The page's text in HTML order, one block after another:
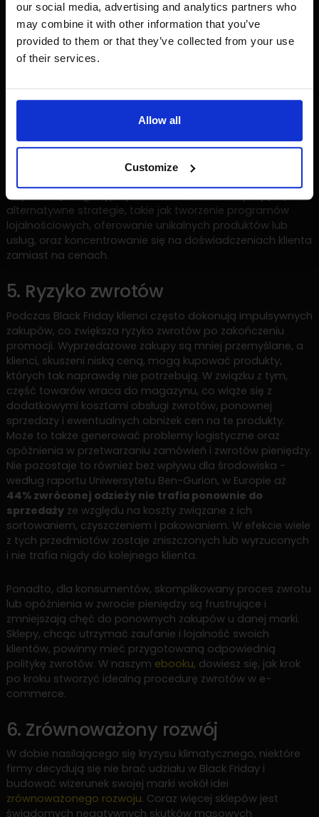
our social media, advertising and analytics partners who
may combine it with other information that you’ve
provided to them or that they’ve collected from your use
of their services.
Allow all
Customize
Oczekiwania konsumentów wobec dużych rabatów
również mogą prowadzić do problemów w przyszłości.
Jeśli sklep nie będzie w stanie utrzymać wysokiego
poziomu promocji, może to negatywnie wpłynąć na
zjawisko może szczególnie dotknąć mniejsze sklepy, które
nie dysponują zasobami pozwalającymi na stałe
oferowanie dużych obniżek. W dłuższej perspektywie, marki
postrzegane jedynie przez pryzmat okazji cenowych, a nie
jakości produktów czy unikalnej oferty.
Aby uniknąć tego typu problemów, marki decydują się na
alternatywne strategie, takie jak tworzenie programów
lojalnościowych, oferowanie unikalnych produktów lub
usług, oraz koncentrowanie się na doświadczeniach klienta
zamiast na cenach.
5. Ryzyko zwrotów
Podczas Black Friday klienci często dokonują impulsywnych
zakupów, co zwiększa ryzyko zwrotów po zakończeniu
promocji. Wyprzedażowe zakupy są mniej przemyślane, a
klienci, skuszeni niską ceną, mogą kupować produkty,
których tak naprawdę nie potrzebują. W związku z tym,
część towarów wraca do magazynu, co wiąże się z
dodatkowymi kosztami obsługi zwrotów, ponownej
sprzedaży i ewentualnych obniżek cen na te produkty.
Może to także generować problemy logistyczne oraz
opóźnienia w przetwarzaniu zamówień i zwrotów pieniędzy.
Nie pozostaje to również bez wpływu dla środowiska -
według raportu Uniwersytetu Ben-Gurion, w Europie aż
44% zwróconej odzieży nie trafia ponownie do
sprzedażyze względu na koszty związane z ich
sortowaniem, czyszczeniem i pakowaniem. W efekcie wiele
z tych przedmiotów zostaje zniszczonych lub wyrzuconych
i nie trafia nigdy do kolejnego klienta.
Ponadto, dla konsumentów, skomplikowany proces zwrotu
lub opóźnienia w zwrocie pieniędzy są frustrujące i
zmniejszają chęć do ponownych zakupów u danej marki.
Sklepy, chcąc utrzymać zaufanie i lojalność swoich
klientów, powinny mieć przygotowaną odpowiednią
politykę zwrotów. W naszym ebooku, dowiesz się, jak krok
po kroku stworzyć idealną procedurę zwrotów w e-
commerce.
6. Zrównoważony rozwój
W dobie nasilającego się kryzysu klimatycznego, niektóre
firmy decydują się nie brać udziału w Black Friday i
budować wizerunek swojej marki wokół idei
zrównoważonego rozwoju. Coraz więcej sklepów jest
świadomych negatywnych skutków masowych